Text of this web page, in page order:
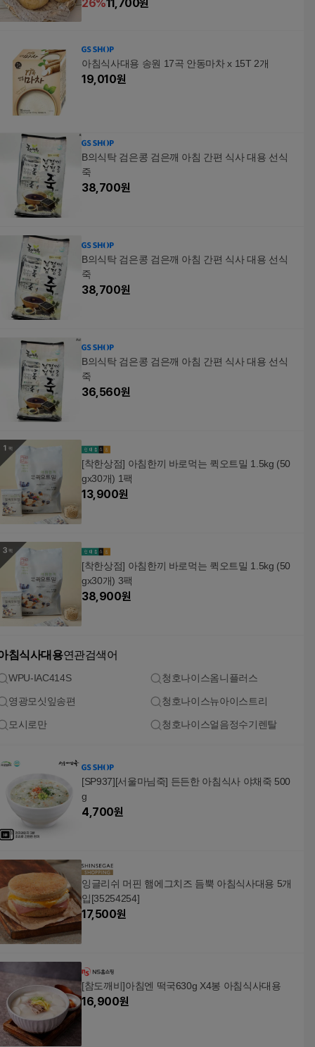
26%11,700원
아침식사대용 송원 17곡 안동마차 x 15T 2개
19,010원
B의식탁 검은콩 검은깨 아침 간편 식사 대용 선식
죽
38,700원
B의식탁 검은콩 검은깨 아침 간편 식사 대용 선식
죽
38,700원
B의식탁 검은콩 검은깨 아침 간편 식사 대용 선식
죽
36,560원
[착한상점] 아침한끼 바로먹는 퀵오트밀 1.5kg (50
gx30개) 1팩
13,900원
[착한상점] 아침한끼 바로먹는 퀵오트밀 1.5kg (50
gx30개) 3팩
38,900원
침식사대용연관검색어
WPU-IAC414S 청호나이스옴니플러스
영광모싯잎송편 청호나이스뉴아이스트리
모시로만 청호나이스얼음정수기렌탈
[SP937][서울마님죽] 든든한 아침식사 야채죽 500
g
4,700원
잉글리쉬 머핀 햄에그치즈 듬뿍 아침식사대용 5개
입[35254254]
17,500원
[참도깨비]아침엔 떡국630g X4봉 아침식사대용
16,900원